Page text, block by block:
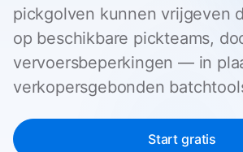
pickgolven kunnen vrijgeven
op beschikbare pickteams,
vervoersbeperkingen — in
verkopersgebonden
Start gratis